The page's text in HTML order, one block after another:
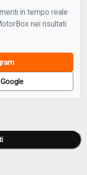
in tempo reale
nei risultati